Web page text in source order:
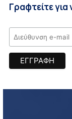
Γραφτείτε